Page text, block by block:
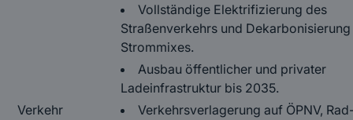
Verkehr
Vollständige Elektrifizierung des
Straßenverkehrs und
Strommixes.
Ausbau öffentlicher und privater
Ladeinfrastruktur bis 2035.
Verkehrsverlagerung auf ÖPNV,